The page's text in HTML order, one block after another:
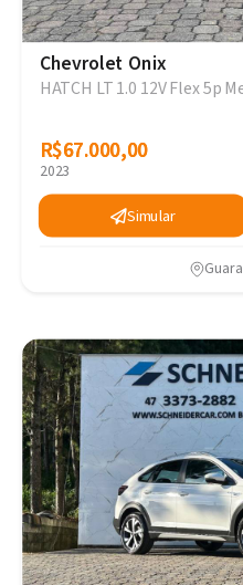
Chevrolet Onix
HATCH LT 1.0 12V Flex 5p
R$67.000,00
R$67.000,00
2023
Simular